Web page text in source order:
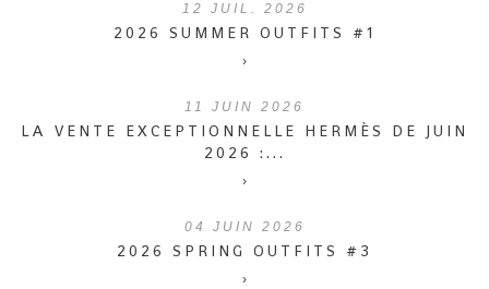
12 JUIL. 2026
2026 SUMMER OUTFITS #1
›
11 JUIN 2026
LA VENTE EXCEPTIONNELLE HERMÈS DE JUIN
2026 :...
›
04 JUIN 2026
2026 SPRING OUTFITS #3
›